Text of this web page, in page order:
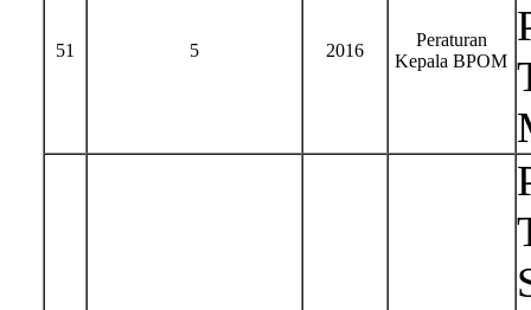
51 5 2016
Peraturan
Kepala BPOM